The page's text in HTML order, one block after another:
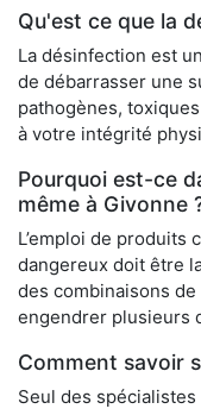
Qu'est ce que la
La désinfection est
de débarrasser une
pathogènes,
à votre intégrité
Pourquoi est-ce
même à Givonne
L’emploi de produits
dangereux doit être
des combinaisons
engendrer plusieurs
Comment savoir
Seul des